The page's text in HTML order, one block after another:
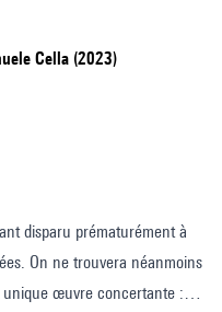
Cella (2023)
disparu prématurément à
On ne trouvera néanmoins
unique œuvre concertante :